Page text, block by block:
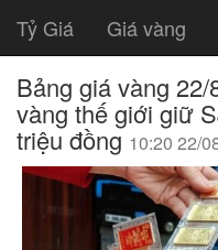
Tỷ Giá Giá vàng
Bảng giá vàng
vàng thế giới giữ
triệu đồng10:20 22/